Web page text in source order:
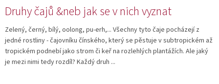
Druhy čajů &neb jak se v nich vyznat
Zelený, černý, bílý, oolong, pu-erh,... Všechny tyto čaje pocházejí z
jedné rostliny - čajovníku čínského, který se pěstuje v subtropickém až
tropickém podnebí jako strom či keř na rozlehlých plantážích. Ale jaký
je mezi nimi tedy rozdíl? Každý druh ...